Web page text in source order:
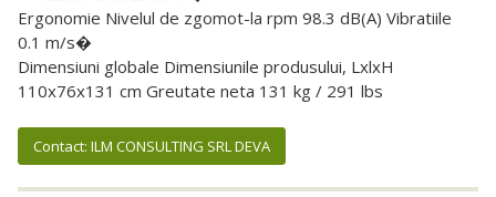
Ergonomie Nivelul de zgomot-la rpm 98.3 dB(A) Vibratiile
0.1 m/s�
Dimensiuni globale Dimensiunile produsului, LxlxH
110x76x131 cm Greutate neta 131 kg / 291 lbs
Contact: ILM CONSULTING SRL DEVA